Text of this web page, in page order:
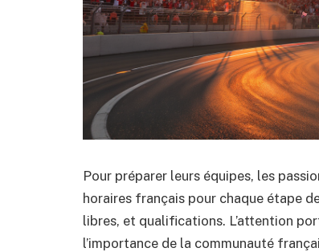
Pour préparer leurs équipes, les
horaires français pour chaque étape
libres, et qualifications. L’attention
l’importance de la communauté